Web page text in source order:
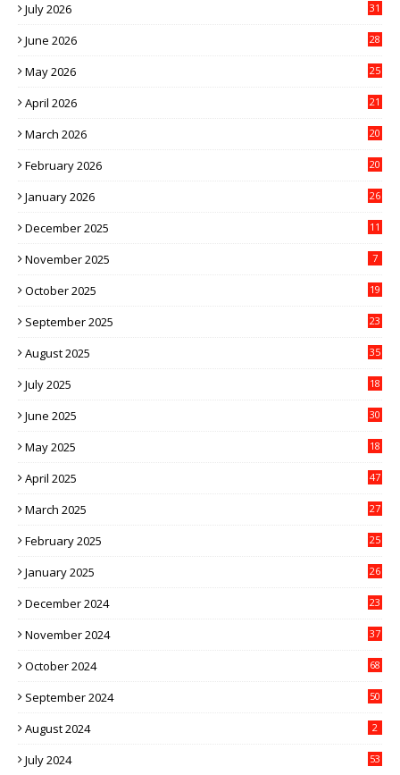
July 2026 31
June 2026 28
May 2026 25
April 2026 21
March 2026 20
February 2026 20
January 2026 26
December 2025 11
November 2025 7
October 2025 19
September 2025 23
August 2025 35
July 2025 18
June 2025 30
May 2025 18
April 2025 47
March 2025 27
February 2025 25
January 2025 26
December 2024 23
November 2024 37
October 2024 68
September 2024 50
August 2024 2
July 2024 53